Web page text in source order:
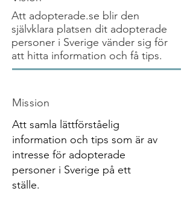
Att adopterade.se blir den
självklara platsen dit adopterade
personer i Sverige vänder sig för
att hitta information och få tips.
Mission
Att samla lättförståelig
information och tips som är av
intresse för adopterade
personer i Sverige på ett
ställe.